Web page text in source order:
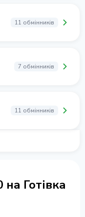
11 обмінників
7 обмінників
11 обмінників
Готівка